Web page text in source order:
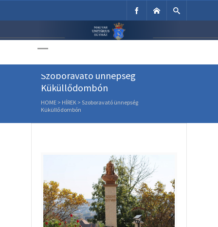
Unitárius Egyház
Szoboravató ünnepség
Küküllődombón
HOME > HÍREK > Szoboravató ünnepség
Küküllődombón